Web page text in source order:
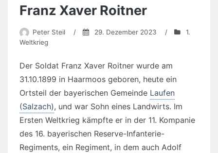
Franz Xaver Roitner
Peter Steil / 29. Dezember 2023 /
1.
Weltkrieg
Der Soldat Franz Xaver Roitner wurde am
31.10.1899 in Haarmoos geboren, heute ein
Ortsteil der bayerischen Gemeinde Laufen
(Salzach), und war Sohn eines Landwirts. Im
Ersten Weltkrieg kämpfte er in der 11. Kompanie
des 16. bayerischen Reserve-Infanterie-
Regiments, ein Regiment, in dem auch Adolf